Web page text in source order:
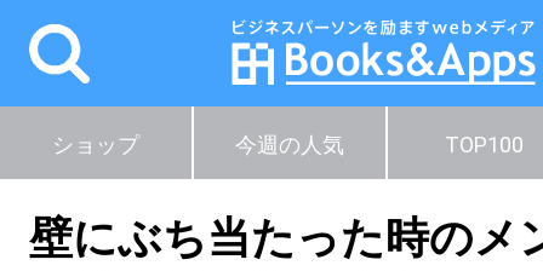
ショップ 今週の人気 TOP100
壁にぶち当たった時のメ